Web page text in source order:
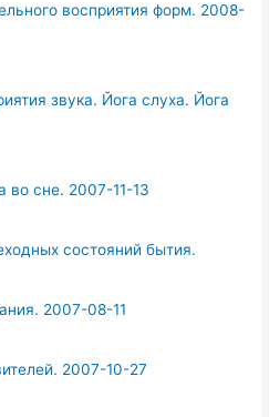
восприятия форм. 2008-
звука. Йога слуха. Йога
во сне. 2007-11-13
состояний бытия.
2007-08-11
2007-10-27